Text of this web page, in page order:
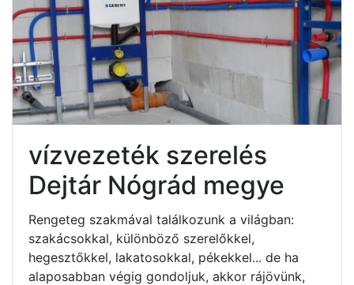
vízvezeték szerelés
Dejtár Nógrád megye
Rengeteg szakmával találkozunk a világban:
szakácsokkal, különböző szerelőkkel,
hegesztőkkel, lakatosokkal, pékekkel... de ha
alaposabban végig gondoljuk, akkor rájövünk,